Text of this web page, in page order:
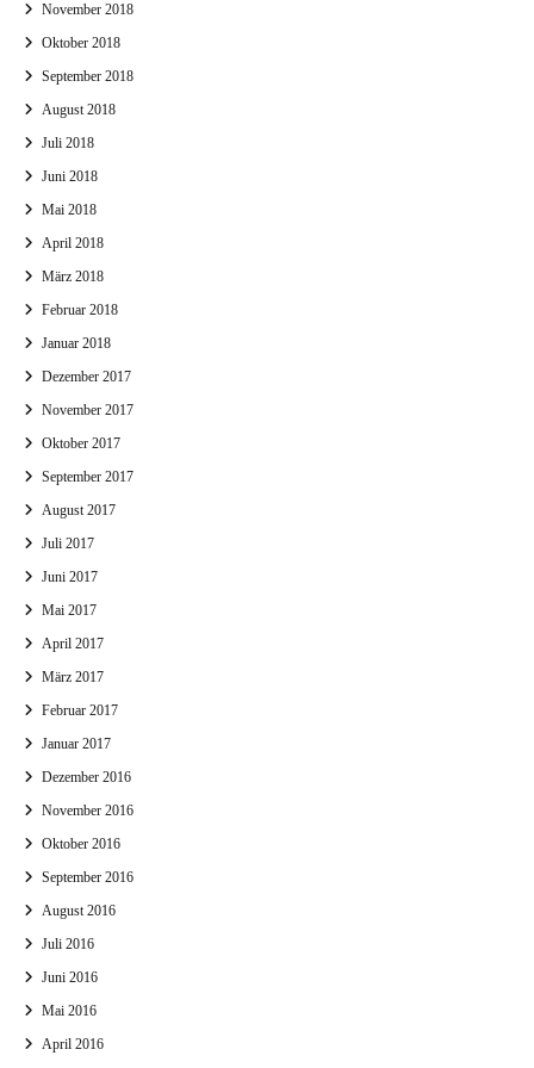
November 2018
Oktober 2018
September 2018
August 2018
Juli 2018
Juni 2018
Mai 2018
April 2018
März 2018
Februar 2018
Januar 2018
Dezember 2017
November 2017
Oktober 2017
September 2017
August 2017
Juli 2017
Juni 2017
Mai 2017
April 2017
März 2017
Februar 2017
Januar 2017
Dezember 2016
November 2016
Oktober 2016
September 2016
August 2016
Juli 2016
Juni 2016
Mai 2016
April 2016